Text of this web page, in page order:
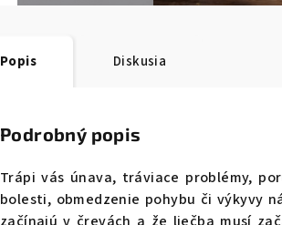
Popis Diskusia
Podrobný popis
Trápi vás únava, tráviace problémy,
bolesti, obmedzenie pohybu či výkyvy